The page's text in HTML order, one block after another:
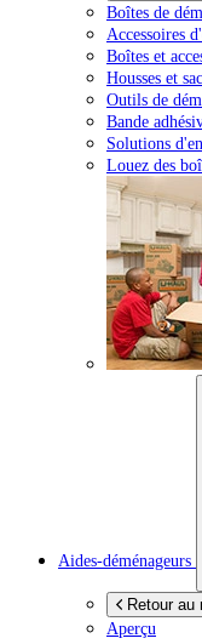
Boîtes de
Accessoires
Boîtes et
Housses et
Outils de
Bande
Solutions
Louez des
Aides-déménageurs
Retour au
Aperçu